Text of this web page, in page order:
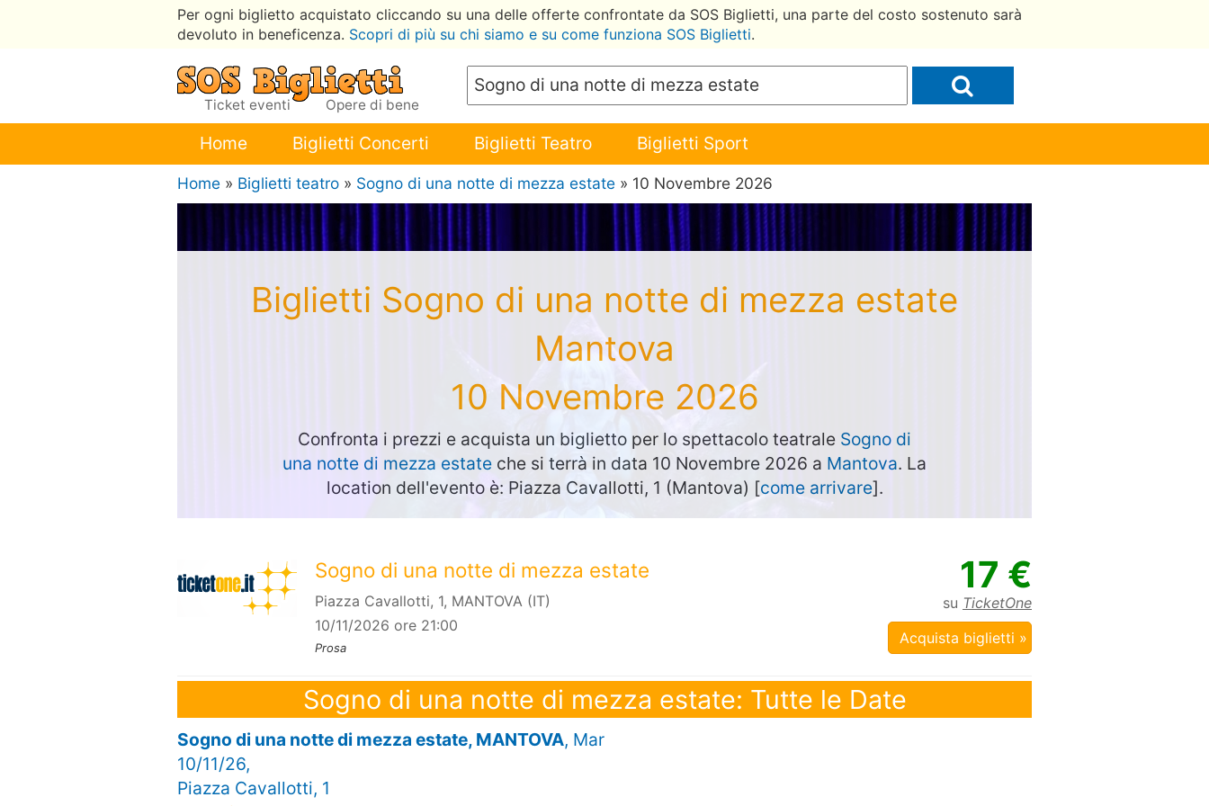
Per ogni biglietto acquistato cliccando su una delle offerte confrontate da SOS Biglietti, una parte del costo sostenuto sarà
devoluto in beneficenza. Scopri di più su chi siamo e su come funziona SOS Biglietti.
Ticket eventi Opere di bene
Home Biglietti Concerti Biglietti Teatro Biglietti Sport
Home » Biglietti teatro » Sogno di una notte di mezza estate » 10 Novembre 2026
Biglietti Sogno di una notte di mezza estate
Mantova
10 Novembre 2026
Confronta i prezzi e acquista un biglietto per lo spettacolo teatrale Sogno di
una notte di mezza estate che si terrà in data 10 Novembre 2026 a Mantova. La
location dell'evento è: Piazza Cavallotti, 1 (Mantova) [come arrivare].
Sogno di una notte di mezza estate
Piazza Cavallotti, 1, MANTOVA (IT)
10/11/2026 ore 21:00
Prosa
17 €
su TicketOne
Acquista biglietti »
Sogno di una notte di mezza estate: Tutte le Date
Sogno di una notte di mezza estate, MANTOVA, Mar
10/11/26,
Piazza Cavallotti, 1